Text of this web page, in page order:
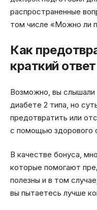
распространенные
том числе «Можно ли
Как
краткий ответ
Возможно, вы слышали
диабете 2 типа, но
предотвратить или
с помощью здорового
В качестве бонуса,
которые помогают
полезны и в том
вы пытаетесь лучше